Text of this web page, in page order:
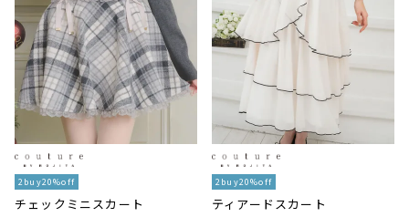
2buy20%off
チェックミニスカート
2buy20%off
ティアードスカート